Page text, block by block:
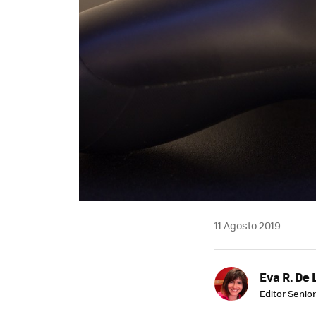
11 Agosto 2019
Eva R. De
Editor Senior